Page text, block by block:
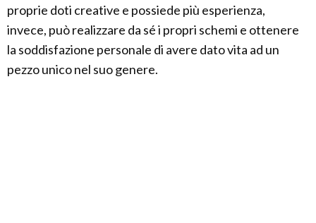
proprie doti creative e possiede più esperienza,
invece, può realizzare da sé i propri schemi e ottenere
la soddisfazione personale di avere dato vita ad un
pezzo unico nel suo genere.